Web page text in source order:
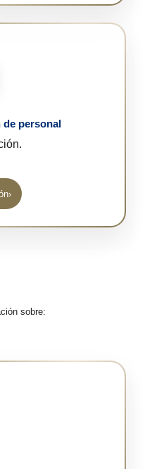
personal
› nueva pestaña)
sobre: